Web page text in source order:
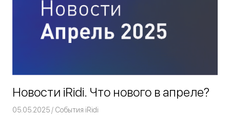
Новости iRidi. Что нового в апреле?
05.05.2025 Команда iRidium mobile
События iRidi